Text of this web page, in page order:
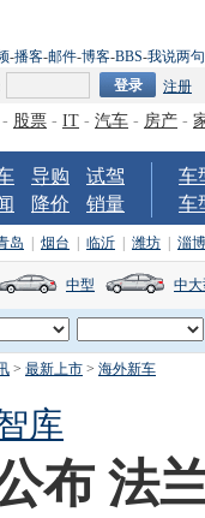
-播客-邮件-博客-BBS-我说两句
注册
- 股票 - IT - 汽车 - 房产 -
导购
试驾
降价 销量
车
车
岛 烟台 临沂 潍坊 淄博
中型 中
> 最新上市 > 海外新车
库
布 法